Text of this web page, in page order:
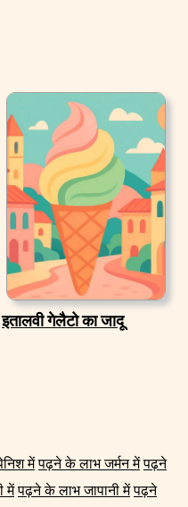
इतालवी गेलैटो का जादू
में पढ़ने के लाभ जर्मन में पढ़ने
में पढ़ने के लाभ जापानी में पढ़ने